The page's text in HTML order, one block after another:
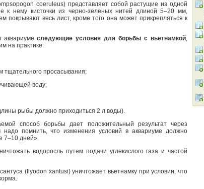
coeruleus) представляет собой растущие из одной
к нему кисточки из черно-зеленых нитей длиной 5–20 мм,
покрывают весь лист, кроме того она может прикрепляться к
аквариумеследующие условия для борьбы с вьетнамкой,
на практике:
тщательного просасывания;
воду;
рыбы должно приходиться 2 л воды).
способ борьбы дает положительный результат через
помнить, что изменения условий в аквариуме должно
7–10 дней».
водоросль путем подачи углекислого газа и частой
(Ilyodon xantusi) уничтожает вьетнамку при условии, что